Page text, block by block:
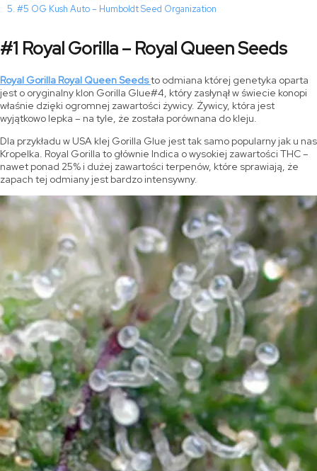
#5 OG Kush Auto – Humboldt Seed Organization
#1 Royal Gorilla – Royal Queen Seeds
Royal Gorilla Royal Queen Seedsto odmiana której genetyka oparta
jest o oryginalny klon Gorilla Glue#4, który zasłynął w świecie konopi
właśnie dzięki ogromnej zawartości żywicy. Żywicy, która jest
wyjątkowo lepka – na tyle, że została porównana do kleju.
Dla przykładu w USA klej Gorilla Glue jest tak samo popularny jak u nas
Kropelka. Royal Gorilla to głównie Indica o wysokiej zawartości THC –
nawet ponad 25% i dużej zawartości terpenów, które sprawiają, że
zapach tej odmiany jest bardzo intensywny.